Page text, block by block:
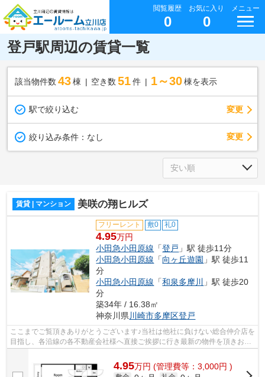
閲覧履歴
0
お気に入り
0
メニュー
登戸駅周辺の賃貸一覧
該当物件数 43棟 空き数 51 件 1～30 棟を表示
駅で絞り込む 変更
絞り込み条件： なし 変更
賃貸 | マンション 美咲の翔ヒルズ
フリーレント 敷0 礼0
4.95万円
小田急小田原線 「登戸 」駅 徒歩11分
小田急小田原線 「向ヶ丘遊園 」駅 徒歩11
分
小田急小田原線 「和泉多摩川
」駅 徒歩20
分
築34年 / 16.38㎡
神奈川県川崎市多摩区登戸
ここまでご覧頂きありがとうございます♪当社は他社に負けない総合仲介店を
目指し、各沿線の各不動産会社様へ直接ご挨拶に行き最新の物件を頂きお客
4.95万円 (管理費等：3,000円 )